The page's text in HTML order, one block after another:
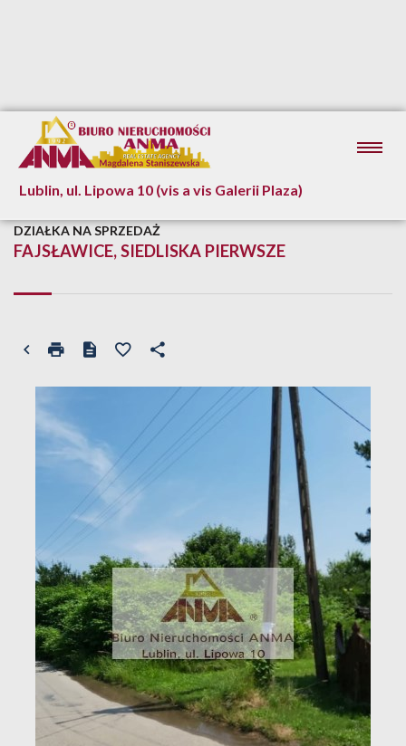
Lublin, ul. Lipowa 10 (vis a vis Galerii Plaza)
FAJSŁAWICE, SIEDLISKA PIERWSZE
DZIAŁKA NA SPRZEDAŻ